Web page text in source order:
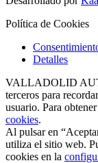
Política de Cookies
Detalles
VALLADOLID
terceros para
usuario. Para
cookies.
Al pulsar en
utiliza el sitio web.
cookies en la